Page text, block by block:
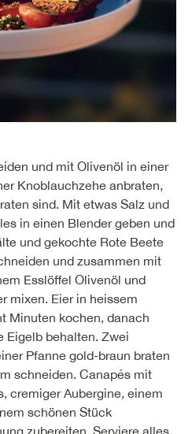
und mit Olivenöl in einer
Knoblauchzehe anbraten,
sind. Mit etwas Salz und
in einen Blender geben und
und gekochte Rote Beete
und zusammen mit
Esslöffel Olivenöl und
mixen. Eier in heissem
Minuten kochen, danach
Eigelb behalten. Zwei
Pfanne gold-braun braten
schneiden. Canapés mit
cremiger Aubergine, einem
schönen Stück
zubereiten. Serviere alles